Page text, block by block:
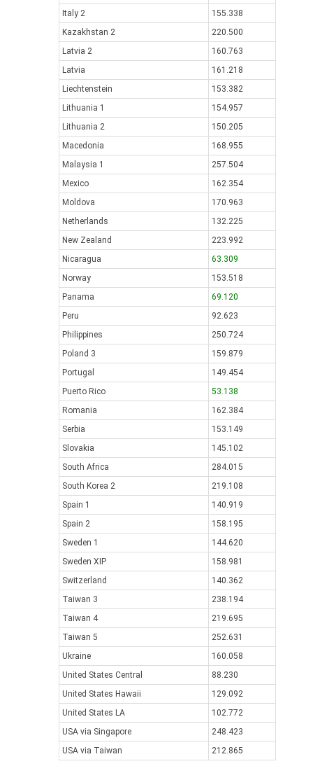
Italy 2
155.338
Kazakhstan 2
220.500
Latvia 2
160.763
Latvia
161.218
Liechtenstein
153.382
Lithuania 1
154.957
Lithuania 2
150.205
Macedonia
168.955
Malaysia 1
257.504
Mexico
162.354
Moldova
170.963
Netherlands
132.225
New Zealand
223.992
Nicaragua
63.309
Norway
153.518
Panama
69.120
Peru
92.623
Philippines
250.724
Poland 3
159.879
Portugal
149.454
Puerto Rico
53.138
Romania
162.384
Serbia
153.149
Slovakia
145.102
South Africa
284.015
South Korea 2
219.108
Spain 1
140.919
Spain 2
158.195
Sweden 1
144.620
Sweden XIP
158.981
Switzerland
140.362
Taiwan 3
238.194
Taiwan 4
219.695
Taiwan 5
252.631
Ukraine
160.058
United States Central
88.230
United States Hawaii
129.092
United States LA
102.772
USA via Singapore
248.423
USA via Taiwan
212.865